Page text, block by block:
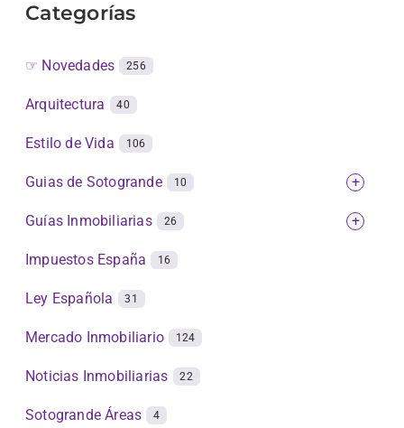
Categorías
☞ Novedades 256
Arquitectura 40
Estilo de Vida 106
Guias de Sotogrande 10 +
Guías Inmobiliarias 26 +
Impuestos España 16
Ley Española 31
Mercado Inmobiliario 124
Noticias Inmobiliarias 22
Sotogrande Áreas 4